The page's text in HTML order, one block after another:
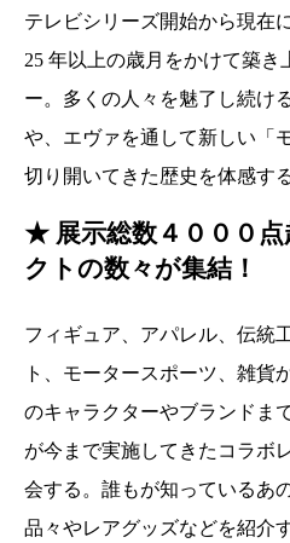
テレビシリーズ開始から現在
25 年以上の歳月をかけて築き
ー。多くの人々を魅了し続け
や、エヴァを通して新しい「
切り開いてきた歴史を体感す
★ 展示総数４０００
クトの数々が集結！
フィギュア、アパレル、伝統
ト、モータースポーツ、雑貨
のキャラクターやブランドま
が今まで実施してきたコラボ
会する。誰もが知っているあ
品々やレアグッズなどを紹介